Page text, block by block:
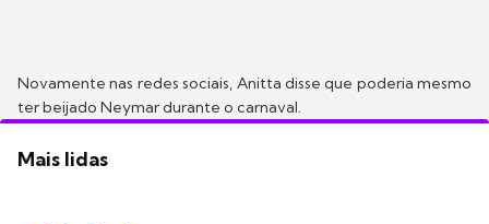
Novamente nas redes sociais, Anitta disse que poderia mesmo
ter beijado Neymar durante o carnaval.
Mais lidas